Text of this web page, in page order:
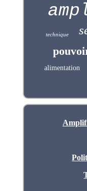
technique
alimentation